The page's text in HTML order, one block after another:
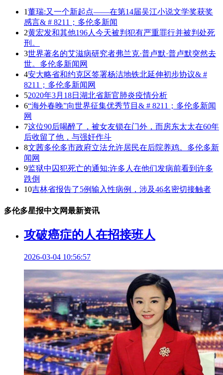
1董瑞:又一个新起点——在第14届吴江小说文学奖获奖
感言& # 8211；多伦多新闻
2黄宏发和其他196人今天被判犯有严重罪行并被判处死
刑。
3世界著名的艾滋病研究者弗兰克·普卢默·普卢默突然去
世。多伦多新闻网
4安大略省和约克区签署杨洁地铁北延伸初步协议& #
8211；多伦多新闻网
52020年3月18日湖北省新官肺炎疫情分析
6“海外春晚”向世界征集优秀节目& # 8211；多伦多新闻
网
7这位90后喝醉了，被女友锁在门外，而房东太太在60年
后收留了他，与强奸作斗
8文茜多伦多市政府立法允许居民在后院养鸡。多伦多新
闻网
9监狱中囚犯死亡的通知:许多人在他们发病前看到许多
跌倒
10吉林省报告了5例输入性病例，涉及46名密切接触者
多伦多星报中文网最新资讯
攻破癌症的人在招接班人
2026-03-04 10:56:57